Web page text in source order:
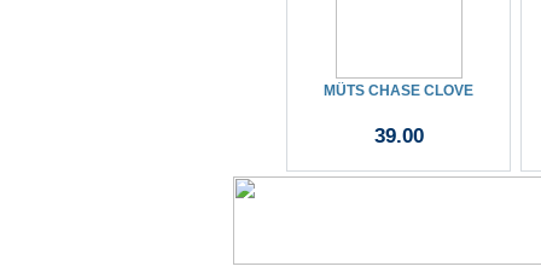
MÜTS CHASE CLOVE
39.00